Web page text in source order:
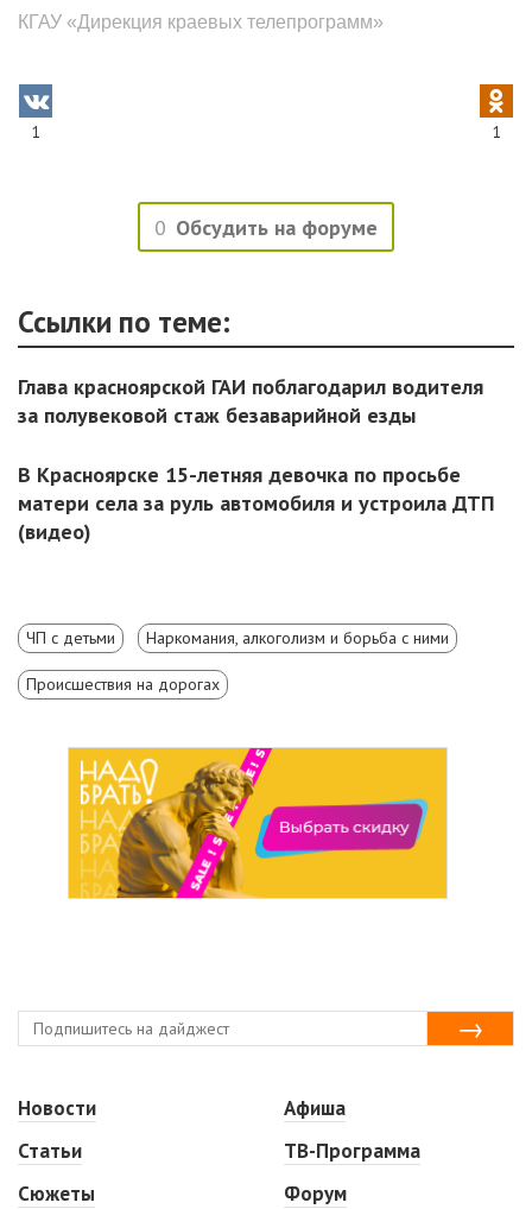
КГАУ «Дирекция краевых телепрограмм»
1 1
0 Обсудить на форуме
Ссылки по теме:
Глава красноярской ГАИ поблагодарил водителя
за полувековой стаж безаварийной езды
В Красноярске 15-летняя девочка по просьбе
матери села за руль автомобиля и устроила ДТП
(видео)
ЧП с детьми Наркомания, алкоголизм и борьба с ними
Происшествия на дорогах
Новости
Статьи
Сюжеты
Афиша
ТВ-Программа
Форум